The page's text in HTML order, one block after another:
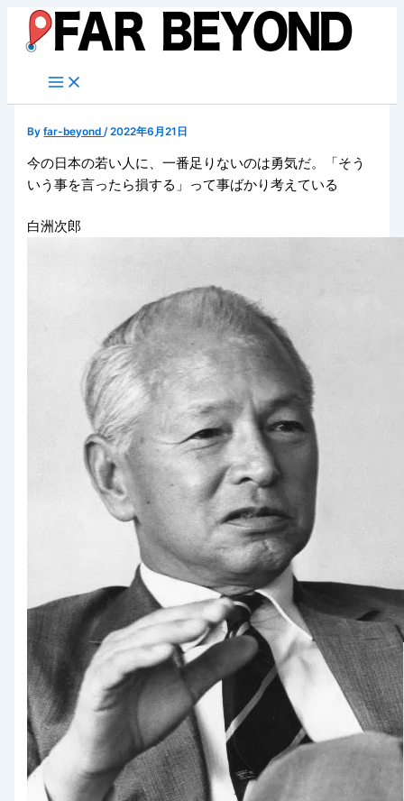
キ
Byfar-beyond/2022年6月21日
今の日本の若い人に、一番足りないのは勇気だ。「そう
いう事を言ったら損する」って事ばかり考えている
白洲次郎